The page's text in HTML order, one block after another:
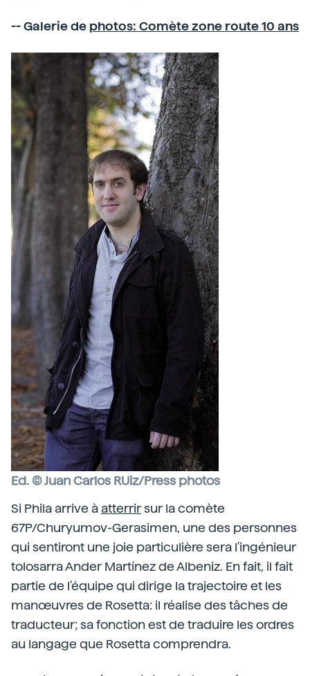
-- Galerie de photos: Comète zone route 10 ans
Ed. © Juan Carlos RUiz/Press photos
Si Phila arrive à atterrirsur la comète
67P/Churyumov-Gerasimen, une des personnes
qui sentiront une joie particulière sera l'ingénieur
tolosarra Ander Martínez de Albeniz. En fait, il fait
partie de l'équipe qui dirige la trajectoire et les
manœuvres de Rosetta: il réalise des tâches de
traducteur; sa fonction est de traduire les ordres
au langage que Rosetta comprendra.